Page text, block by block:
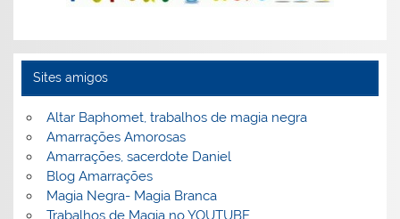
Sites amigos
Altar Baphomet, trabalhos de magia negra
Amarrações Amorosas
Amarrações, sacerdote Daniel
Blog Amarrações
Magia Negra- Magia Branca
Trabalhos de Magia no YOUTUBE